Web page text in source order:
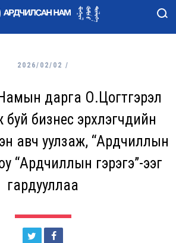
2026/02/02 /
дарга О.Цогтгэрэл
бизнес эрхлэгчдийн
авч уулзаж, “Ардчиллын
“Ардчиллын гэрэгэ”-ээг
гардууллаа